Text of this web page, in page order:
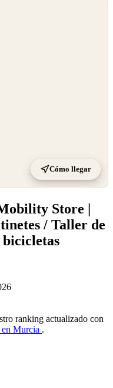
Cómo llegar
Store |
/ Taller de
ranking actualizado con
en Murcia .